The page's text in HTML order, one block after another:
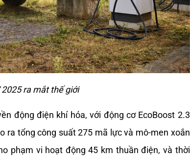
2025 ra mắt thế giới
động điện khí hóa, với động cơ EcoBoost 2.3
ra tổng công suất 275 mã lực và mô-men xoắn
phạm vi hoạt động 45 km thuần điện, và thời